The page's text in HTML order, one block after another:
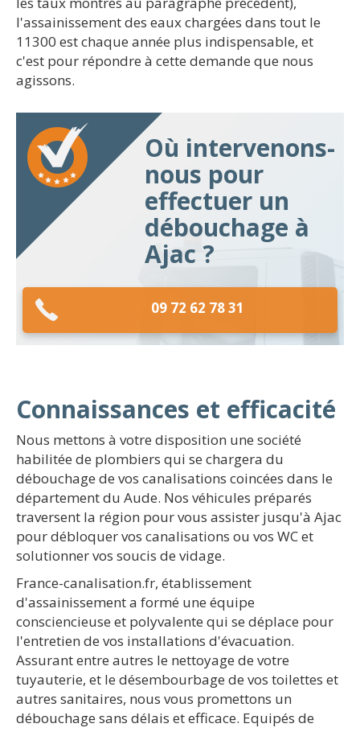
l'assainissement des eaux chargées dans tout le
11300 est chaque année plus indispensable, et
c'est pour répondre à cette demande que nous
agissons.
Où intervenons-
nous pour
effectuer un
débouchage à
Ajac ?
09 72 62 78 31
Connaissances et efficacité
Nous mettons à votre disposition une société
habilitée de plombiers qui se chargera du
débouchage de vos canalisations coincées dans le
département du Aude. Nos véhicules préparés
traversent la région pour vous assister jusqu'à Ajac
pour débloquer vos canalisations ou vos WC et
solutionner vos soucis de vidage.
France-canalisation.fr, établissement
d'assainissement a formé une équipe
consciencieuse et polyvalente qui se déplace pour
l'entretien de vos installations d'évacuation.
Assurant entre autres le nettoyage de votre
tuyauterie, et le désembourbage de vos toilettes et
autres sanitaires, nous vous promettons un
débouchage sans délais et efficace. Equipés de